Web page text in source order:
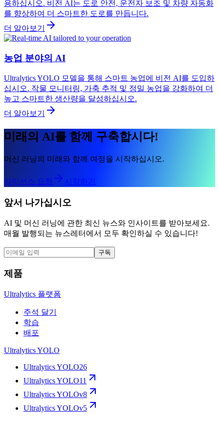
용하십시오. 비전 AI는 도로 안전, 운전자 보조 및 차량 자동화
를 향상하여 더 스마트한 도로를 만듭니다.
더 알아보기
농업 분야의 AI
Ultralytics YOLO 모델을 통해 스마트 농업에 비전 AI를 도입하
십시오. 작물 모니터링, 가축 추적 및 정밀 농업을 강화하여 더
높고 스마트한 생산량을 달성하십시오.
더 알아보기
미래의 AI를 함께 구축합시다!
머신 러닝의 미래와 함께 여정을 시작하십시오.
라이선스 요청 시작하기
앞서 나가십시오
AI 및 머신 러닝에 관한 최신 뉴스와 인사이트를 받아보세요.
매월 발행되는 뉴스레터에서 모두 확인하실 수 있습니다!
구독
제품
Ultralytics 플랫폼
주석 달기
학습
배포
Ultralytics YOLO
Ultralytics YOLO26
Ultralytics YOLO11
Ultralytics YOLOv8
Ultralytics YOLOv5